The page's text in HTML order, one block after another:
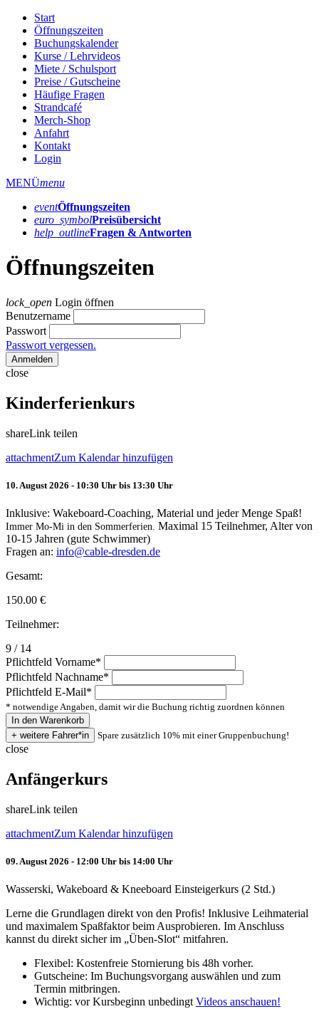
Start
Öffnungszeiten
Buchungskalender
Kurse / Lehrvideos
Miete / Schulsport
Preise / Gutscheine
Häufige Fragen
Strandcafé
Merch-Shop
Anfahrt
Kontakt
Login
MENÜmenu
eventÖffnungs­zeiten
euro_symbolPreis­übersicht
help_outlineFragen & Antworten
Öffnungszeiten
lock_open Login öffnen
Benutzername
Passwort
Passwort vergessen.
Anmelden
close
Kinderferienkurs
shareLink teilen
attachmentZum Kalendar hinzufügen
10. August 2026 - 10:30 Uhr bis 13:30 Uhr
Inklusive: Wakeboard-Coaching, Material und jeder Menge Spaß!
Immer Mo-Mi in den Sommerferien. Maximal 15 Teilnehmer, Alter von
10-15 Jahren (gute Schwimmer)
Fragen an: info@cable-dresden.de
Gesamt:
150.00 €
Teilnehmer:
9 / 14
Pflichtfeld Vorname*
Pflichtfeld Nachname*
Pflichtfeld E-Mail*
* notwendige Angaben, damit wir die Buchung richtig zuordnen können
Spare zusätzlich 10% mit einer Gruppenbuchung!
close
Anfängerkurs
shareLink teilen
attachmentZum Kalendar hinzufügen
09. August 2026 - 12:00 Uhr bis 14:00 Uhr
Wasserski, Wakeboard & Kneeboard Einsteigerkurs (2 Std.)
Lerne die Grundlagen direkt von den Profis! Inklusive Leihmaterial
und maximalem Spaßfaktor beim Ausprobieren. Im Anschluss
kannst du direkt sicher im „Üben-Slot“ mitfahren.
Flexibel: Kostenfreie Stornierung bis 48h vorher.
Gutscheine: Im Buchungsvorgang auswählen und zum
Termin mitbringen.
Wichtig: vor Kursbeginn unbedingt Videos anschauen!